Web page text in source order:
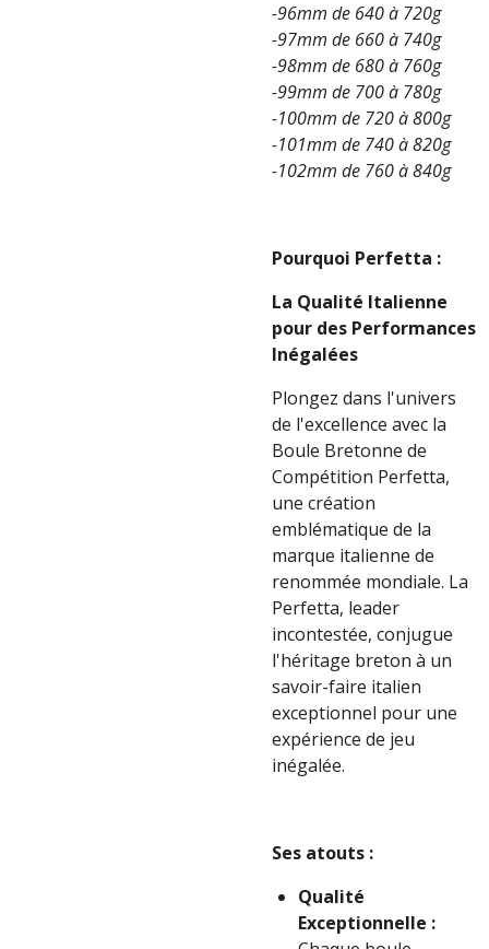
-96mm de 640 à 720g
-97mm de 660 à 740g
-98mm de 680 à 760g
-99mm de 700 à 780g
-100mm de 720 à 800g
-101mm de 740 à 820g
-102mm de 760 à 840g
Pourquoi Perfetta :
La Qualité Italienne
pour des Performances
Inégalées
Plongez dans l'univers
de l'excellence avec la
Boule Bretonne de
Compétition Perfetta,
une création
emblématique de la
marque italienne de
renommée mondiale. La
Perfetta, leader
incontestée, conjugue
l'héritage breton à un
savoir-faire italien
exceptionnel pour une
expérience de jeu
inégalée.
Ses atouts :
Qualité
Exceptionnelle :